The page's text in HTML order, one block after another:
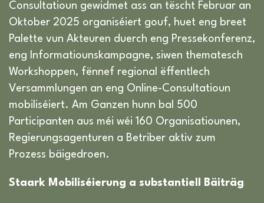
Consultatioun gewidmet ass an tëscht Februar an
Oktober 2025 organiséiert gouf, huet eng breet
Palette vun Akteuren duerch eng Pressekonferenz,
eng Informatiounskampagne, siwen thematesch
Workshoppen, fënnef regional ëffentlech
Versammlungen an eng Online-Consultatioun
mobiliséiert. Am Ganzen hunn bal 500
Participanten aus méi wéi 160 Organisatiounen,
Regierungsagenturen a Betriber aktiv zum
Prozess bäigedroen.
Staark Mobiliséierung a substantiell Bäiträg